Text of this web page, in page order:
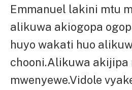
Emmanuel lakini mtu
alikuwa akiogopa
huyo wakati huo
chooni.Alikuwa akijipa
mwenyewe.Vidole